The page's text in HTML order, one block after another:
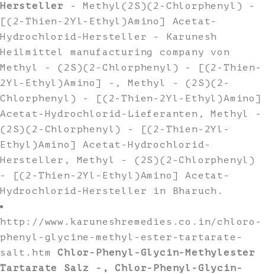
Hersteller
- Methyl(2S)(2-Chlorphenyl) -
[(2-Thien-2Yl-Ethyl)Amino] Acetat-
Hydrochlorid-Hersteller - Karunesh
Heilmittel manufacturing company von
Methyl - (2S)(2-Chlorphenyl) - [(2-Thien-
2Yl-Ethyl)Amino] -, Methyl - (2S)(2-
Chlorphenyl) - [(2-Thien-2Yl-Ethyl)Amino]
Acetat-Hydrochlorid-Lieferanten, Methyl -
(2S)(2-Chlorphenyl) - [(2-Thien-2Yl-
Ethyl)Amino] Acetat-Hydrochlorid-
Hersteller, Methyl - (2S)(2-Chlorphenyl)
- [(2-Thien-2Yl-Ethyl)Amino] Acetat-
Hydrochlorid-Hersteller in Bharuch.
http://www.karuneshremedies.co.in/chloro-
phenyl-glycine-methyl-ester-tartarate-
salt.htmChlor-Phenyl-Glycin-Methylester
Tartarate Salz -, Chlor-Phenyl-Glycin-